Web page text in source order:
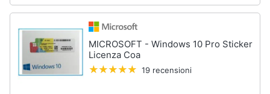
Arredo
Brico
e
Giardinaggio
MICROSOFT - Windows 10 Pro Sticker
Licenza Coa
19 recensioni